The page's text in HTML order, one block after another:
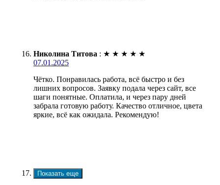
Николина Титова : ★ ★ ★ ★ ★
07.01.2025
Чётко. Понравилась работа, всё быстро и без
лишних вопросов. Заявку подала через сайт, все
шаги понятные. Оплатила, и через пару дней
забрала готовую работу. Качество отличное, цвета
яркие, всё как ожидала. Рекомендую!
Показать еще